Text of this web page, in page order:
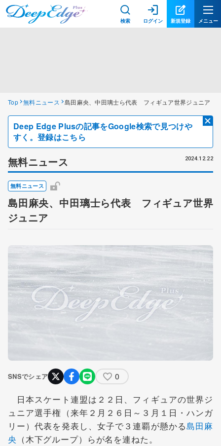
検索 ログイン 新規登録 メニュー
Top 無料ニュース 島田麻央、中田璃士ら代表 フィギュア世界ジュニア
Deep Edge Plusの記事をGoogle検索で見つけや
すく。登録はこちら
無料ニュース 2024.12.22
無料ニュース
島田麻央、中田璃士ら代表 フィギュア世界
ジュニア
SNSでシェア 0
日本スケート連盟は２２日、フィギュアの世界ジ
ュニア選手権（来年２月２６日～３月１日・ハンガ
リー）代表を発表し、女子で３連覇が懸かる島田麻
央 （木下グループ）らが名を連ねた。